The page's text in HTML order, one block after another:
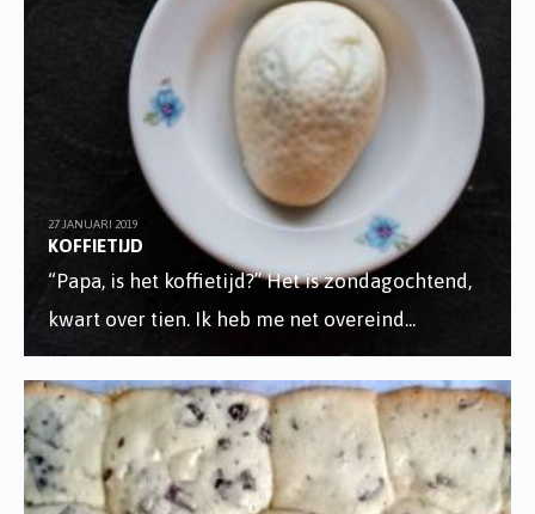
27 JANUARI 2019
KOFFIETIJD
“Papa, is het koffietijd?” Het is zondagochtend,
kwart over tien. Ik heb me net overeind...